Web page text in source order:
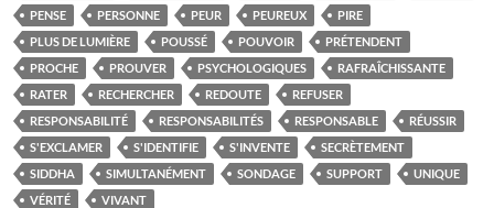
PENSE
PERSONNE PEUR PEUREUX
PIRE
PLUS DE LUMIÈRE
POUSSÉ POUVOIR
PRÉTENDENT
PROCHE
PROUVER PSYCHOLOGIQUES
RAFRAÎCHISSANTE
RATER
RECHERCHER REDOUTE
REFUSER
RESPONSABILITÉ
RESPONSABILITÉS RESPONSABLE
RÉUSSIR
S'EXCLAMER
S'IDENTIFIE S'INVENTE
SECRÈTEMENT
SIDDHA
SIMULTANÉMENT SONDAGE SUPPORT
UNIQUE
VÉRITÉ
VIVANT